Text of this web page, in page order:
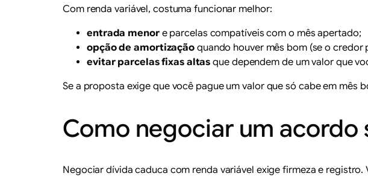
Com renda variável, costuma funcionar melhor:
entrada menore parcelas compatíveis com o mês apertado;
opção de amortização quando houver mês bom (se o credor
evitar parcelas fixas altas que dependem de um valor que
Se a proposta exige que você pague um valor que só cabe em
Como negociar um acordo
Negociar dívida caduca com renda variável exige firmeza e